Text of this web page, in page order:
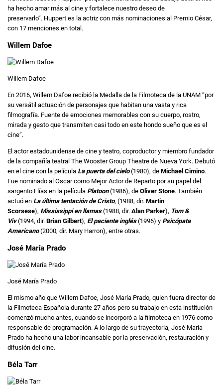
ha hecho amar más al cine y fortalece nuestro deseo de
preservarlo”. Huppert es la actriz con más nominaciones al Premio César,
con 17 menciones en total.
Willem Dafoe
Willem Dafoe
En 2016, Willem Dafoe recibió la Medalla de la Filmoteca de la UNAM “por
su versátil actuación de personajes que habitan una vasta y rica
filmografía. Fuente de emociones memorables con su cuerpo, rostro,
mirada y gesto que transmiten casi todo en este hondo sueño que es el
cine”.
El actor estadounidense de cine y teatro, coproductor y miembro fundador
de la compañía teatral The Wooster Group Theatre de Nueva York. Debutó
en el cine con la película La puerta del cielo(1980), de Michael Cimino.
Fue nominado al Oscar como Mejor Actor de Reparto por su papel del
sargento Elías en la película Platoon(1986), de Oliver Stone. También
actuó en La última tentación de Cristo, (1988, dir. Martin
Scorsese), Mississippi en llamas (1988, dir. Alan Parker), Tom &
Viv(1994, dir. Brian Gilbert), El paciente inglés(1996) y Psicópata
Americano(2000, dir. Mary Harron), entre otras.
José María Prado
José María Prado
El mismo año que Willem Dafoe, José María Prado, quien fuera director de
la Filmoteca Española durante 27 años pero su trabajo en esta institución
comenzó mucho antes, cuando se incorporó a la filmoteca en 1976 como
responsable de programación. A lo largo de su trayectoria, José María
Prado ha hecho una labor incansable por la preservación, restauración y
difusión del cine.
Béla Tarr